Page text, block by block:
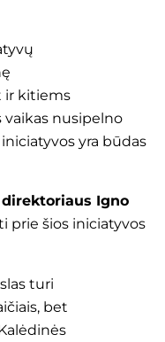
ir kitiems
nusipelno
yra būdas
direktoriaus Igno
prie šios iniciatyvos
turi
bet